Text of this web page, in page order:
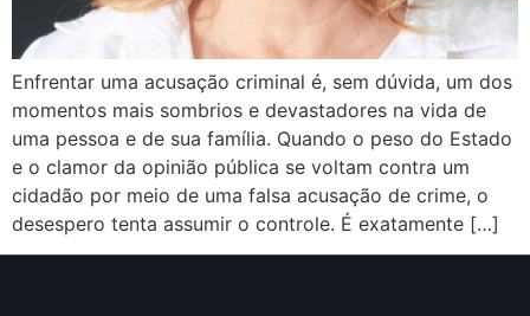
Enfrentar uma acusação criminal é, sem dúvida, um dos
momentos mais sombrios e devastadores na vida de
uma pessoa e de sua família. Quando o peso do Estado
e o clamor da opinião pública se voltam contra um
cidadão por meio de uma falsa acusação de crime, o
desespero tenta assumir o controle. É exatamente […]